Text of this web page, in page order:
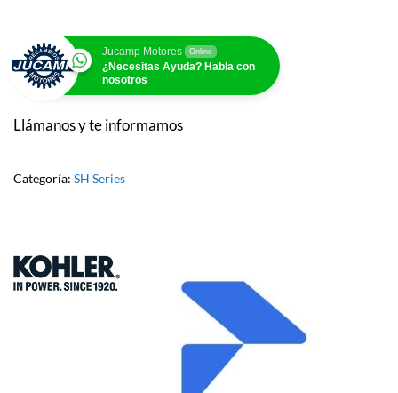
Jucamp Motores Online
¿Necesitas Ayuda? Habla con
nosotros
Llámanos y te informamos
Categoría: SH Series